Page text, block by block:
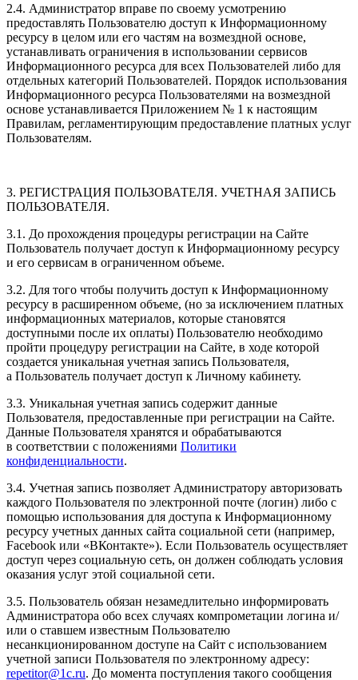
2.4. Администратор вправе по своему усмотрению
предоставлять Пользователю доступ к Информационному
ресурсу в целом или его частям на возмездной основе,
устанавливать ограничения в использовании сервисов
Информационного ресурса для всех Пользователей либо для
отдельных категорий Пользователей. Порядок использования
Информационного ресурса Пользователями на возмездной
основе устанавливается Приложением № 1 к настоящим
Правилам, регламентирующим предоставление платных услуг
Пользователям.
3. РЕГИСТРАЦИЯ ПОЛЬЗОВАТЕЛЯ. УЧЕТНАЯ ЗАПИСЬ
ПОЛЬЗОВАТЕЛЯ.
3.1. До прохождения процедуры регистрации на Сайте
Пользователь получает доступ к Информационному ресурсу
и его сервисам в ограниченном объеме.
3.2. Для того чтобы получить доступ к Информационному
ресурсу в расширенном объеме, (но за исключением платных
информационных материалов, которые становятся
доступными после их оплаты) Пользователю необходимо
пройти процедуру регистрации на Сайте, в ходе которой
создается уникальная учетная запись Пользователя,
а Пользователь получает доступ к Личному кабинету.
3.3. Уникальная учетная запись содержит данные
Пользователя, предоставленные при регистрации на Сайте.
Данные Пользователя хранятся и обрабатываются
в соответствии с положениями Политики
конфиденциальности.
3.4. Учетная запись позволяет Администратору авторизовать
каждого Пользователя по электронной почте (логин) либо с
помощью использования для доступа к Информационному
ресурсу учетных данных сайта социальной сети (например,
Facebook или «ВКонтакте»). Если Пользователь осуществляет
доступ через социальную сеть, он должен соблюдать условия
оказания услуг этой социальной сети.
3.5. Пользователь обязан незамедлительно информировать
Администратора обо всех случаях компрометации логина и/
или о ставшем известным Пользователю
несанкционированном доступе на Сайт с использованием
учетной записи Пользователя по электронному адресу:
repetitor@1c.ru. До момента поступления такого сообщения